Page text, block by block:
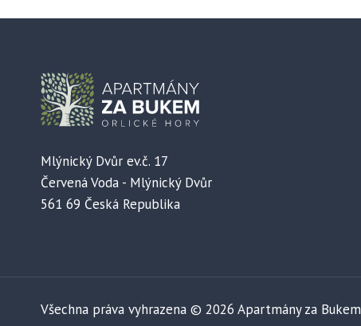
Mlýnický Dvůr ev.č. 17
Červená Voda - Mlýnický Dvůr
561 69 Česká Republika
Všechna práva vyhrazena © 2026 Apartmány za Bukem